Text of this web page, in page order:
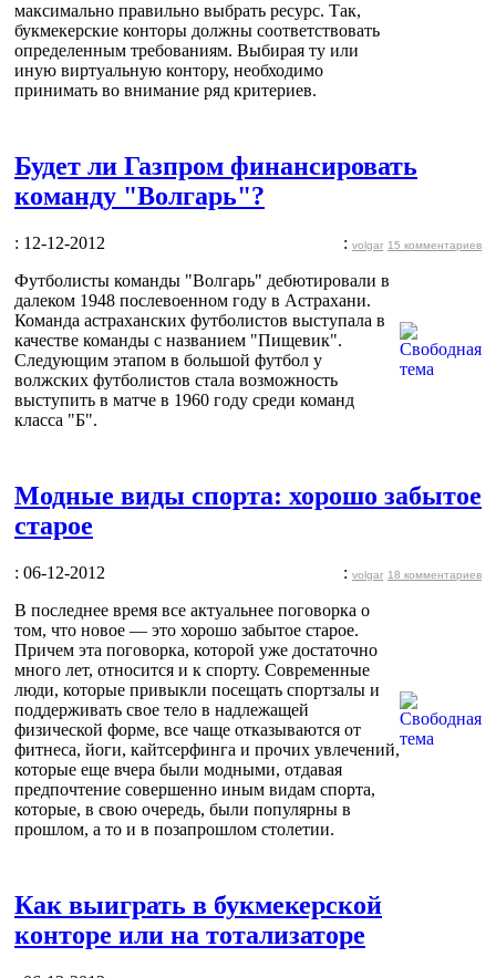
максимально правильно выбрать ресурс. Так,
букмекерские конторы должны соответствовать
определенным требованиям. Выбирая ту или
иную виртуальную контору, необходимо
принимать во внимание ряд критериев.
Будет ли Газпром финансировать
команду "Волгарь"?
: 12-12-2012 : volgar 15 комментариев
Футболисты команды "Волгарь" дебютировали в
далеком 1948 послевоенном году в Астрахани.
Команда астраханских футболистов выступала в
качестве команды с названием "Пищевик".
Следующим этапом в большой футбол у
волжских футболистов стала возможность
выступить в матче в 1960 году среди команд
класса "Б".
Модные виды спорта: хорошо забытое
старое
: 06-12-2012 : volgar 18 комментариев
В последнее время все актуальнее поговорка о
том, что новое — это хорошо забытое старое.
Причем эта поговорка, которой уже достаточно
много лет, относится и к спорту. Современные
люди, которые привыкли посещать спортзалы и
поддерживать свое тело в надлежащей
физической форме, все чаще отказываются от
фитнеса, йоги, кайтсерфинга и прочих увлечений,
которые еще вчера были модными, отдавая
предпочтение совершенно иным видам спорта,
которые, в свою очередь, были популярны в
прошлом, а то и в позапрошлом столетии.
Как выиграть в букмекерской
конторе или на тотализаторе